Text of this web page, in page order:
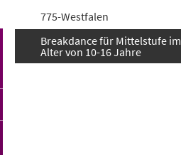
775-Westfalen
Breakdance für Mittelstufe im
Alter von 10-16 Jahre